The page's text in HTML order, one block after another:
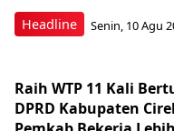
Headline Senin, 10 Agu
Raih WTP 11 Kali
DPRD Kabupaten